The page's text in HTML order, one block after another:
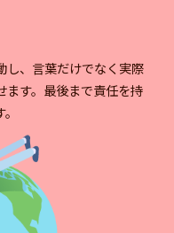
し、言葉だけでなく実際
ます。最後まで責任を持